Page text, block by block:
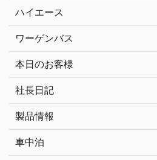
ハイエース
ワーゲンバス
本日のお客様
社長日記
製品情報
車中泊